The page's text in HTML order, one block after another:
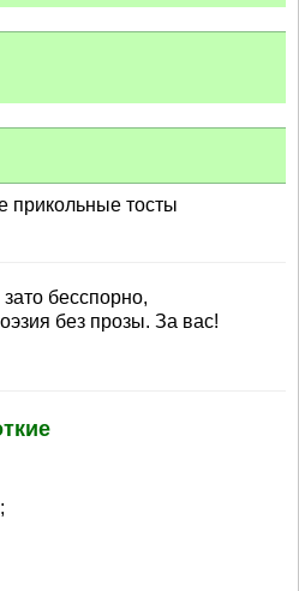
прикольные тосты
бесспорно,
без прозы. За вас!